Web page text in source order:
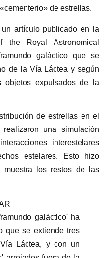
de estrellas.
artículo publicado en la
the Royal Astronomical
galáctico que se
de la Vía Láctea y según
expulsados de la
de estrellas en el
una simulación
interestelares
estelares. Esto hizo
muestra los restos de las
galáctico' ha
que se extiende tres
Láctea, y con un